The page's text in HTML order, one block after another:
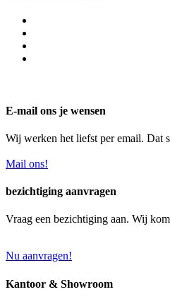
E-mail ons je wensen
Wij werken het liefst per email. Dat
Mail ons!
bezichtiging aanvragen
Vraag een bezichtiging aan. Wij
Nu aanvragen!
Kantoor & Showroom